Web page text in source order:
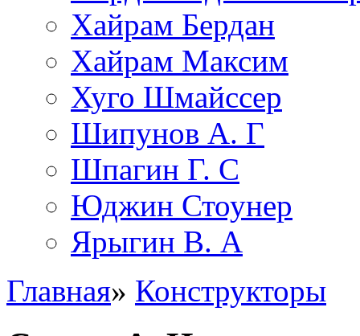
Хайрам Бердан
Хайрам Максим
Хуго Шмайссер
Шипунов А. Г
Шпагин Г. С
Юджин Стоунер
Ярыгин В. А
Главная» Конструкторы